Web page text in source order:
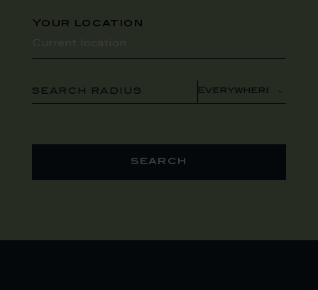
Your location
SEARCH RADIUS
search